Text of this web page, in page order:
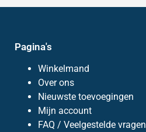
Pagina's
Winkelmand
Over ons
Nieuwste toevoegingen
Mijn account
FAQ / Veelgestelde vragen